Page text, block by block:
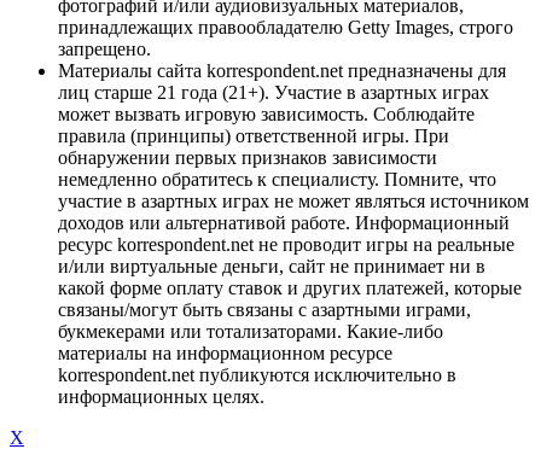
фотографий и/или аудиовизуальных материалов,
принадлежащих правообладателю Getty Images, строго
запрещено.
Материалы сайта korrespondent.net предназначены для
лиц старше 21 года (21+). Участие в азартных играх
может вызвать игровую зависимость. Соблюдайте
правила (принципы) ответственной игры. При
обнаружении первых признаков зависимости
немедленно обратитесь к специалисту. Помните, что
участие в азартных играх не может являться источником
доходов или альтернативой работе. Информационный
ресурс korrespondent.net не проводит игры на реальные
и/или виртуальные деньги, сайт не принимает ни в
какой форме оплату ставок и других платежей, которые
связаны/могут быть связаны с азартными играми,
букмекерами или тотализаторами. Какие-либо
материалы на информационном ресурсе
korrespondent.net публикуются исключительно в
информационных целях.
X